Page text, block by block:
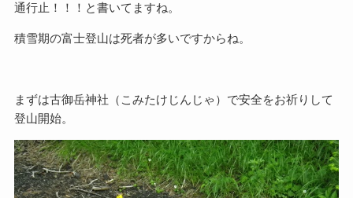
通行止！！！と書いてますね。
積雪期の富士登山は死者が多いですからね。
まずは古御岳神社（こみたけじんじゃ）で安全をお祈りして
登山開始。